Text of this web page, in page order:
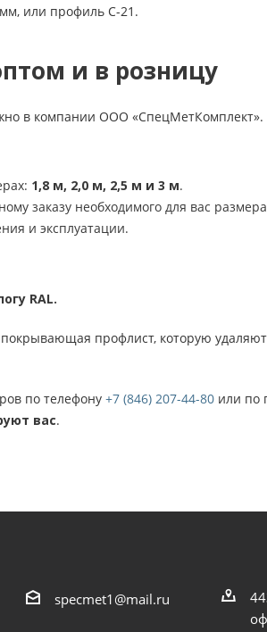
или профиль С-21.
и в розницу
в компании ООО «СпецМетКомплект».
1,8 м, 2,0 м, 2,5 м и 3 м.
заказу необходимого для вас
и эксплуатации.
RAL.
профлист, которую
по телефону +7 (846) 207-44-80 или по
вас.
specmet1@mail.ru